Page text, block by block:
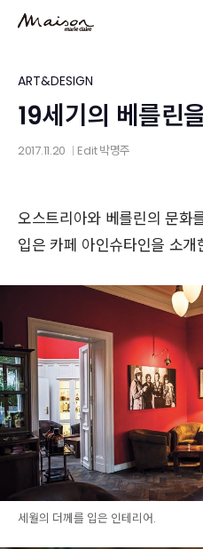
content
ART&DESIGN
19세기의 베를린
2017.11.20 Edit박명주
오스트리아와 베를린의 문화
입은 카페 아인슈타인을 소개
세월의 더께를 입은 인테리어.